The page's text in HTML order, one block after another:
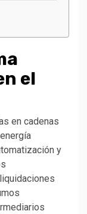
el
en cadenas
y